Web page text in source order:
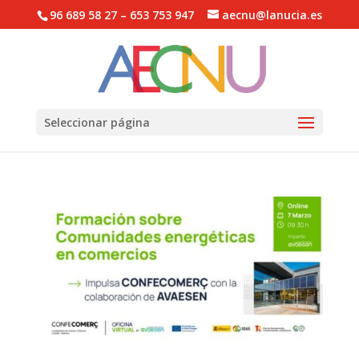
Abrir barra de herramientas
96 689 58 27 – 653 753 947 aecnu@lanucia.es
Seleccionar página